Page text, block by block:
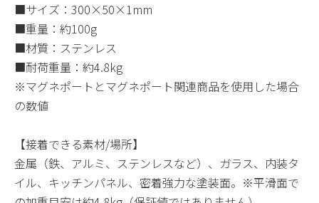
■サイズ：300×50×1mm
■重量：約100g
■材質：ステンレス
■耐荷重量：約4.8kg
※マグネポートとマグネポート関連商品を使用した場合
の数値
【接着できる素材/場所】
金属（鉄、アルミ、ステンレスなど）、ガラス、内装タ
イル、キッチンパネル、密着強力な塗装面。※平滑面で